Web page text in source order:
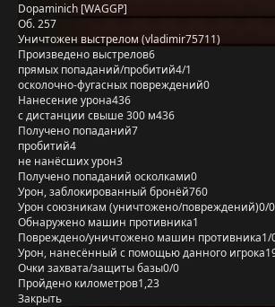
Dopaminich [WAGGP]
Об. 257
Уничтожен выстрелом (vladimir75711)
Произведено выстрелов6
прямых попаданий/пробитий4/1
осколочно-фугасных повреждений0
Нанесение урона436
с дистанции свыше 300 м436
Получено попаданий7
пробитий4
не нанёсших урон3
Получено попаданий осколками0
Урон, заблокированный бронёй760
Урон союзникам (уничтожено/повреждений)0/0
Обнаружено машин противника1
Повреждено/уничтожено машин противника1/
Урон, нанесённый с помощью данного игрока
Очки захвата/защиты базы0/0
Пройдено километров1,23
Закрыть